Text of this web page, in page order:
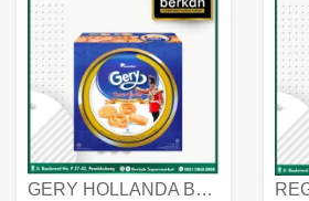
GERY HOLLANDA BUTTER COOKIES 450 GRAM